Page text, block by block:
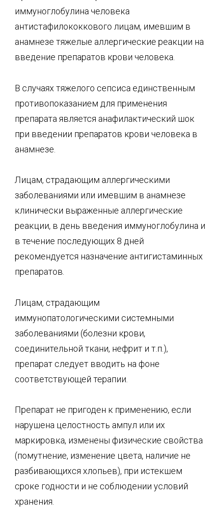
иммуноглобулина человека
антистафилококкового лицам, имевшим в
анамнезе тяжелые аллергические реакции на
вве­дение препаратов крови человека.
В случаях тяжелого сепсиса единственным
противопоказанием для применения
препарата является анафилактический шок
при введении препаратов крови человека в
анамнезе.
Лицам, страдающим аллергическими
заболеваниями или имевшим в анамнезе
клинически выраженные аллергические
реакции, в день введения иммуноглобулина и
в течение последующих 8 дней
рекомендуется назначение антигистаминных
препаратов.
Лицам, страдающим
иммунопатологическими системными
заболеваниями (болезни крови,
соединительной ткани, нефрит и т.п.),
препарат следует вводить на фоне
соответствующей терапии.
Препарат не пригоден к применению, если
нарушена целостность ампул или их
маркировка, изменены физические свойства
(помутнение, изменение цвета, наличие не
разбивающихся хлопьев), при истекшем
сроке годности и не соблюдении условий
хранения.